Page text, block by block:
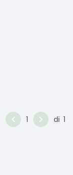
1 di 1